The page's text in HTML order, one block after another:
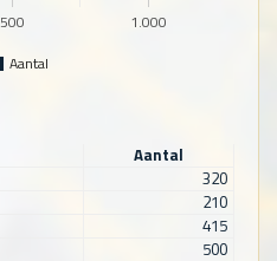
Aantal
500 1.000
Aantal
320
210
415
500